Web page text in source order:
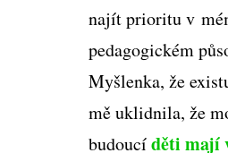
najít prioritu v
pedagogickém
Myšlenka, že
mě uklidnila, že
budoucíděti mají